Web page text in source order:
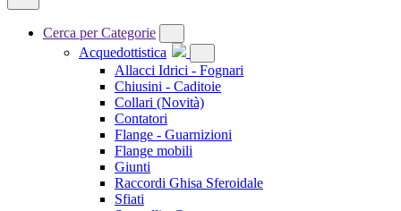
Cerca per Categorie
Acquedottistica
Allacci Idrici - Fognari
Chiusini - Caditoie
Collari (Novità)
Contatori
Flange - Guarnizioni
Flange mobili
Giunti
Raccordi Ghisa Sferoidale
Sfiati